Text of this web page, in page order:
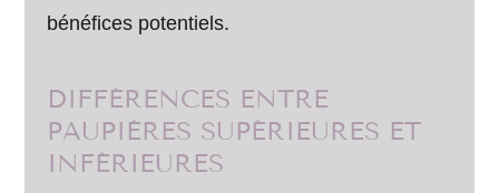
bénéfices potentiels.
DIFFÉRENCES ENTRE
PAUPIÈRES SUPÉRIEURES ET
INFÉRIEURES